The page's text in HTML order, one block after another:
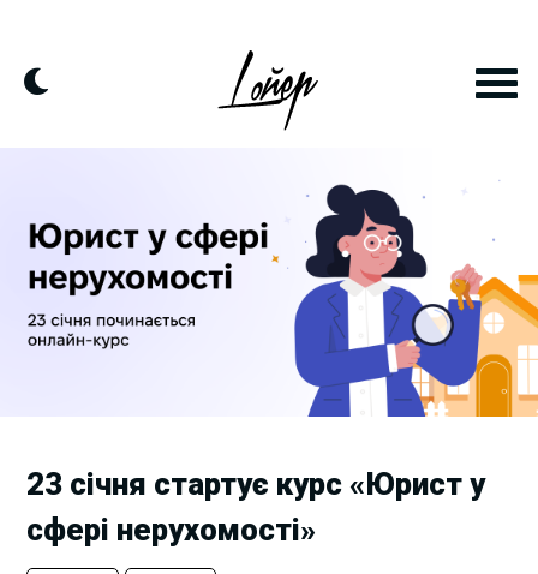
content
23 січня стартує курс «Юрист у
сфері нерухомості»